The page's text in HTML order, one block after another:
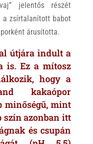
jelentős részét
a zsírtalanított babot
árusította.
útjára indult a
is. Ez a mítosz
hogy a
kakaópor
minőségű, mint
szín azonban itt
és csupán